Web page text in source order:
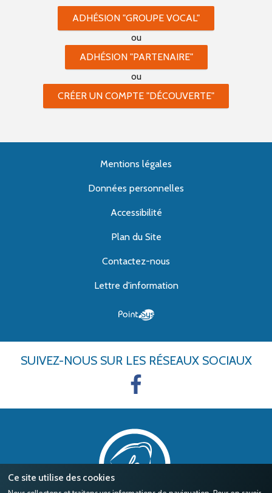
Ce site utilise des cookies
ADHÉSION "GROUPE VOCAL"
ou
ADHÉSION "PARTENAIRE"
ou
CRÉER UN COMPTE "DÉCOUVERTE"
Mentions légales
Données personnelles
Accessibilité
Plan du Site
Contactez-nous
Lettre d'information
SUIVEZ-NOUS SUR LES RÉSEAUX SOCIAUX